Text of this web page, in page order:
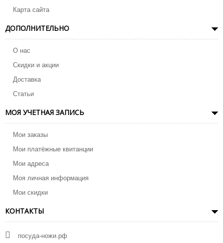
Карта сайта
ДОПОЛНИТЕЛЬНО
О нас
Скидки и акции
Доставка
Статьи
МОЯ УЧЕТНАЯ ЗАПИСЬ
Мои заказы
Мои платёжные квитанции
Мои адреса
Моя личная информация
Мои скидки
КОНТАКТЫ
посуда-ножи.рф